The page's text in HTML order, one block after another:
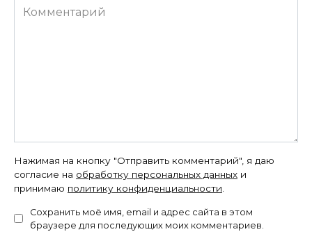
Комментарий
Нажимая на кнопку "Отправить комментарий", я даю
согласие на обработку персональных данных и
принимаю политику конфиденциальности
Сохранить моё имя, email и адрес сайта в этом
браузере для последующих моих комментариев.